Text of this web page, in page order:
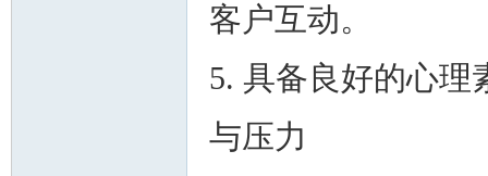
客户互动。
5. 具备良好的心理
与压力